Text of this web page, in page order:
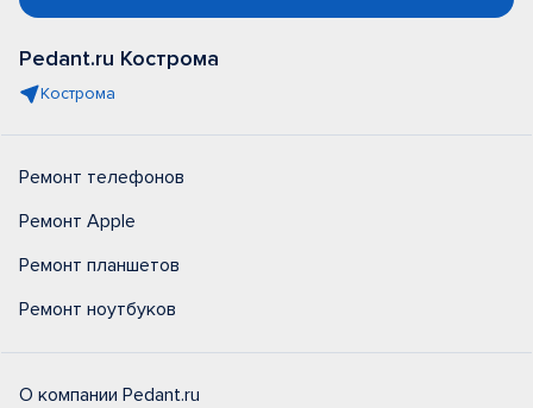
Pedant.ru Кострома
Кострома
Ремонт телефонов
Ремонт Apple
Ремонт планшетов
Ремонт ноутбуков
О компании Pedant.ru